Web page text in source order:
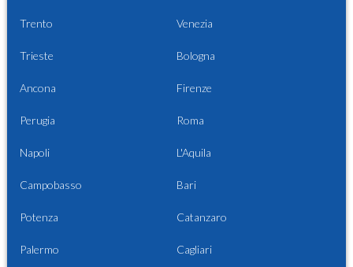
Trento Venezia
Trieste Bologna
Ancona Firenze
Perugia Roma
Napoli L'Aquila
Campobasso Bari
Potenza Catanzaro
Palermo Cagliari